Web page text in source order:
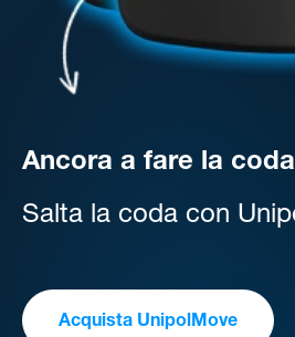
Ancora a fare la
Salta la coda con
Acquista UnipolMove